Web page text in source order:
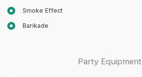
Smoke Effect
Barikade
Party Equipment